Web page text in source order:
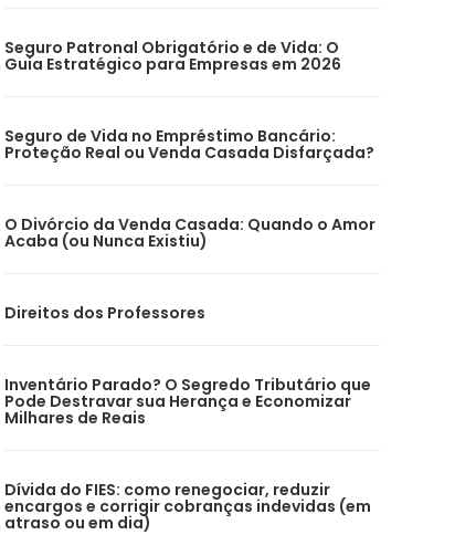
Seguro Patronal Obrigatório e de Vida: O
Guia Estratégico para Empresas em 2026
Seguro de Vida no Empréstimo Bancário:
Proteção Real ou Venda Casada Disfarçada?
O Divórcio da Venda Casada: Quando o Amor
Acaba (ou Nunca Existiu)
Direitos dos Professores
Inventário Parado? O Segredo Tributário que
Pode Destravar sua Herança e Economizar
Milhares de Reais
Dívida do FIES: como renegociar, reduzir
encargos e corrigir cobranças indevidas (em
atraso ou em dia)